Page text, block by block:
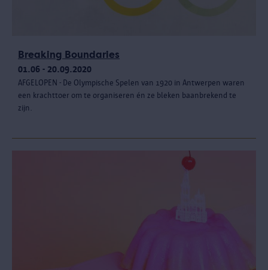
Breaking Boundaries
01.06 - 20.09.2020
AFGELOPEN - De Olympische Spelen van 1920 in Antwerpen waren
een krachttoer om te organiseren én ze bleken baanbrekend te
zijn.